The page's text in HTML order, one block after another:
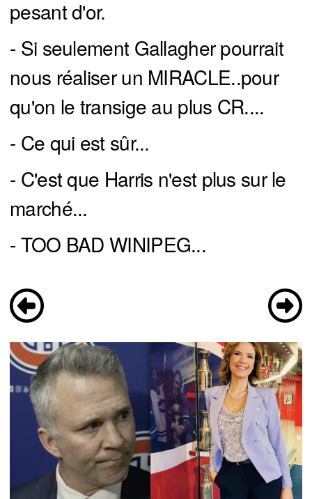
pesant d'or.
- Si seulement Gallagher pourrait
nous réaliser un MIRACLE..pour
qu'on le transige au plus CR....
- Ce qui est sûr...
- C'est que Harris n'est plus sur le
marché...
- TOO BAD WINIPEG...